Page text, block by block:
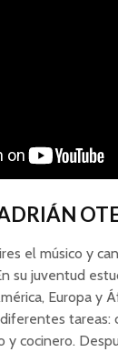
el músico y
su juventud
Europa y
tareas:
y cocinero.